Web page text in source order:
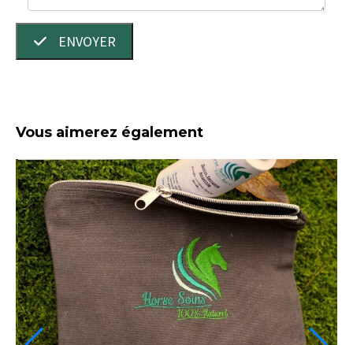
ENVOYER
Vous aimerez également